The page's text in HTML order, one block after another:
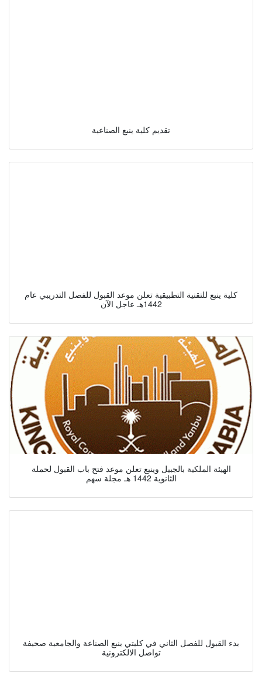
تقديم كلية ينبع الصناعية
كلية ينبع للتقنية التطبيقية تعلن موعد القبول للفصل التدريبي عام
1442هـ عاجل الآن
الهيئة الملكية بالجبيل وينبع تعلن موعد فتح باب القبول لحملة
الثانوية 1442 هـ مجلة سهم
بدء القبول للفصل الثاني في كليتي ينبع الصناعة والجامعية صحيفة
تواصل الالكترونية